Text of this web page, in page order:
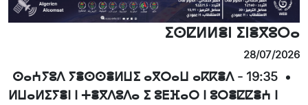
ⵉⵙⵇⵍⵍⴻⵏ ⵉⵏⴻⴳⵓⵔⴰ
28/07/2026
19:35
-
ⵙⴰⵄⵢⵓⴷ ⵢⴻⵙⵙⴻⵍⵡⵉ ⴰⴳⵔⴰⵡ ⴰⴽⴽⴻⴷ
ⵍⵡⴰⵍⵉⵢⴻⵏ ⵏ ⵜⴻⴳⴷⵓⴷⴰ ⵉ ⵓⴹⴼⴰⵔ ⵏ ⵓⵔⴻⵇⵇⴻⵄ ⵏ